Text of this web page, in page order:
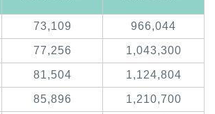
73,109 966,044
77,256 1,043,300
81,504 1,124,804
85,896 1,210,700